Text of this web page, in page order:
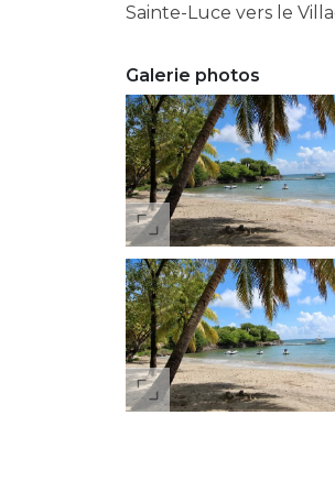
Sainte-Luce vers le
Galerie photos